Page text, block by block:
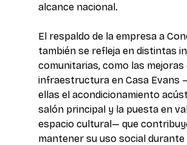
alcance nacional.
El respaldo de la empresa a
también se refleja en distintas
comunitarias, como las mejoras
infraestructura en Casa Evans
ellas el acondicionamiento
salón principal y la puesta en
espacio cultural— que
mantener su uso social